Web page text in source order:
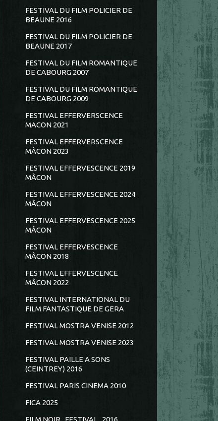
FESTIVAL DU FILM POLICIER DE
BEAUNE 2016
FESTIVAL DU FILM POLICIER DE
BEAUNE 2017
FESTIVAL DU FILM ROMANTIQUE
DE CABOURG 2007
FESTIVAL DU FILM ROMANTIQUE
DE CABOURG 2009
FESTIVAL EFFERVERSCENCE
MACON 2021
FESTIVAL EFFERVERSCENCE
MÂCON 2023
FESTIVAL EFFERVESCENCE 2019
MÂCON
FESTIVAL EFFERVESCENCE 2024
MÂCON
FESTIVAL EFFERVESCENCE 2025
MÂCON
FESTIVAL EFFERVESCENCE
MÂCON 2018
FESTIVAL EFFERVESCENCE
MÂCON 2022
FESTIVAL INTERNATIONAL DU
FILM FANTASTIQUE DE GERA
FESTIVAL MOSTRA VENISE 2012
FESTIVAL MOSTRA VENISE 2023
FESTIVAL PAILLE A SONS
(CEINTREY) 2016
FESTIVAL PARIS CINEMA 2010
FICA 2025